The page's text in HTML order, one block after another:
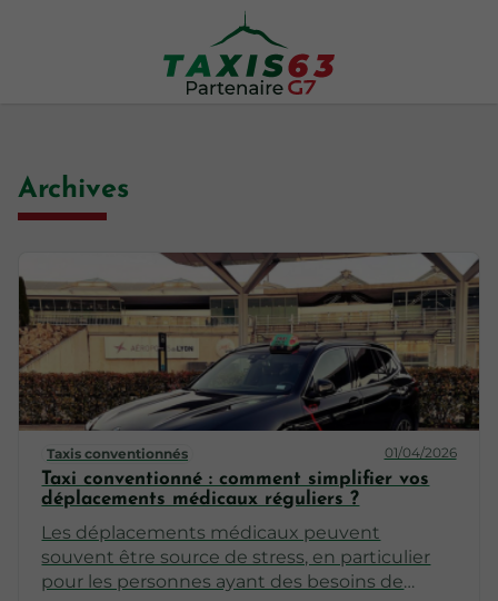
Archives
Taxis conventionnés 01/04/2026
Taxi conventionné : comment simplifier vos
déplacements médicaux réguliers ?
Les déplacements médicaux peuvent
souvent être source de stress, en particulier
pour les personnes ayant des besoins de